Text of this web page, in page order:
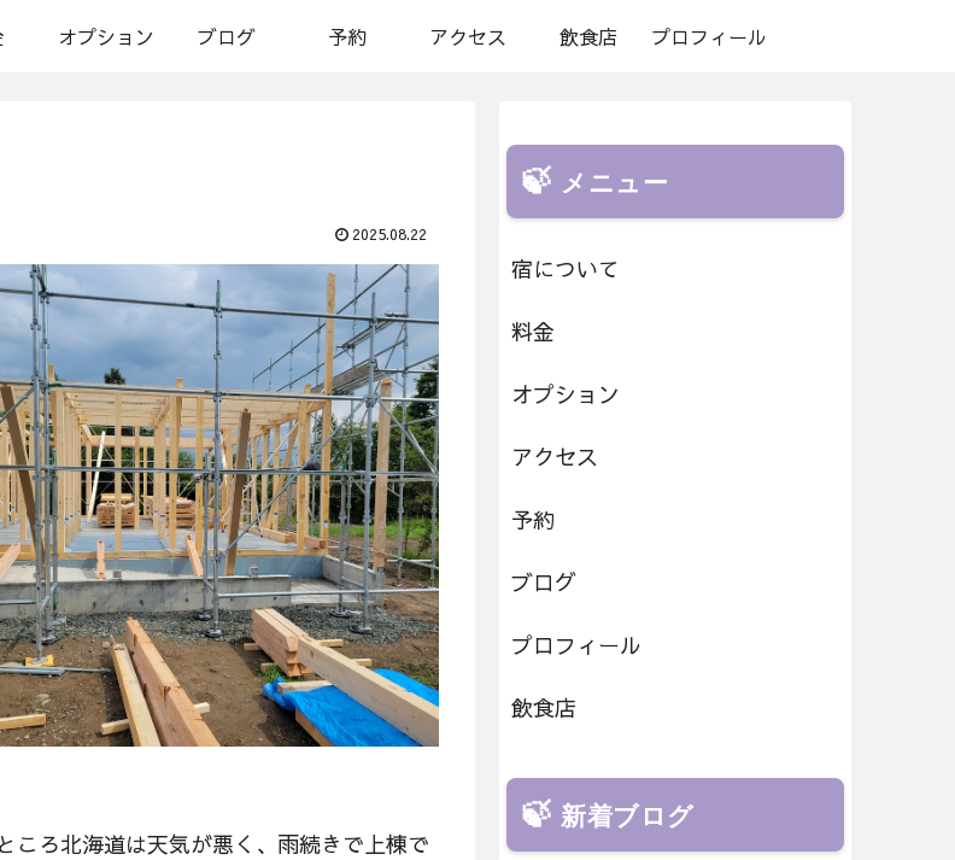
オプション ブログ 予約 アクセス 飲食店 プロフィール
2025.08.22
ころ北海道は天気が悪く、雨続きで上棟で
メニュー
宿について
料金
オプション
アクセス
予約
ブログ
プロフィール
飲食店
新着ブログ